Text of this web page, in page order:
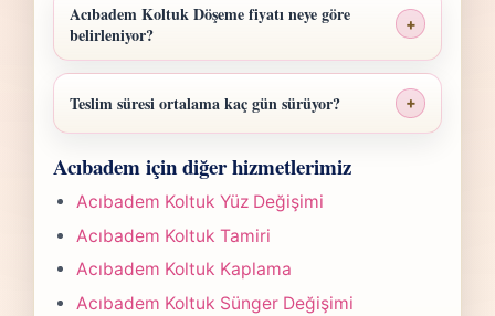
Acıbadem Koltuk Döşeme fiyatı neye göre
belirleniyor?
+
Acıbadem Koltuk Döşeme fiyatı; ölçü,
malzeme sınıfı, işçilik yoğunluğu ve teslim
planına göre belirlenir. Fotoğraf
gönderdiğinizde hızlıca anlaşılır bir aralık
Teslim süresi ortalama kaç gün sürüyor? +
yapılan işlemin kapsamına göre değişir.
Çoğu projede 5-7 iş günü hedefiyle çalışır,
olası değişikliği önceden bildiririz.
Acıbadem için diğer hizmetlerimiz
Acıbadem Koltuk Yüz Değişimi
Acıbadem Koltuk Tamiri
Acıbadem Koltuk Kaplama
Acıbadem Koltuk Sünger Değişimi